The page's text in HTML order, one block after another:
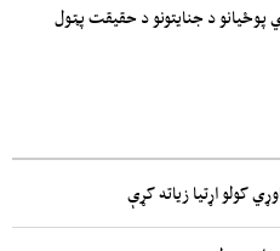
پوځیانو د جنایتونو د حقیقت پټول
کولو اړتیا زیاته کړې